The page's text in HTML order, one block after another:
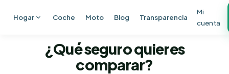
Hogar Coche Moto Blog Transparencia
Mi
cuenta
¿Qué seguro quieres
comparar?